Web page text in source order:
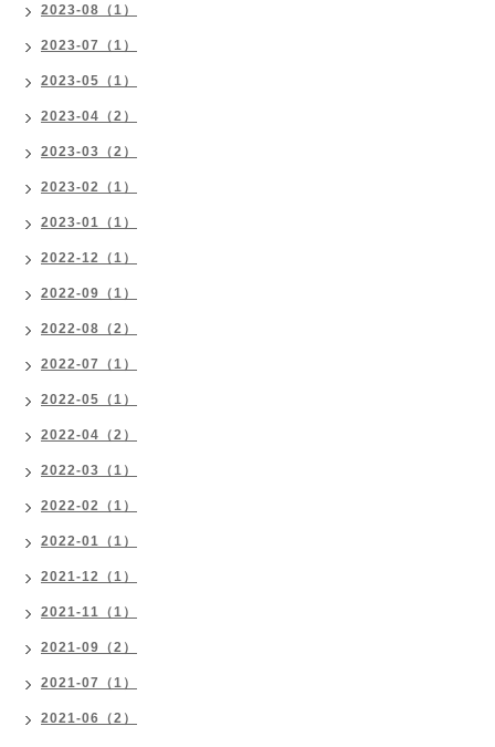
2023-08（1）
2023-07（1）
2023-05（1）
2023-04（2）
2023-03（2）
2023-02（1）
2023-01（1）
2022-12（1）
2022-09（1）
2022-08（2）
2022-07（1）
2022-05（1）
2022-04（2）
2022-03（1）
2022-02（1）
2022-01（1）
2021-12（1）
2021-11（1）
2021-09（2）
2021-07（1）
2021-06（2）